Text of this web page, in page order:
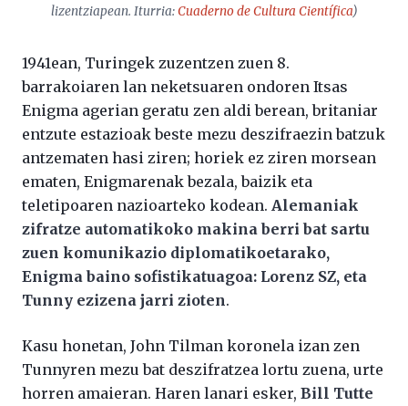
lizentziapean. Iturria:Cuaderno de Cultura Científica)
1941ean, Turingek zuzentzen zuen 8.
barrakoiaren lan neketsuaren ondoren Itsas
Enigma agerian geratu zen aldi berean, britaniar
entzute estazioak beste mezu deszifraezin batzuk
antzematen hasi ziren; horiek ez ziren morsean
ematen, Enigmarenak bezala, baizik eta
teletipoaren nazioarteko kodean. Alemaniak
zifratze automatikoko makina berri bat sartu
zuen komunikazio diplomatikoetarako,
Enigma baino sofistikatuagoa: Lorenz SZ, eta
Tunny ezizena jarri zioten.
Kasu honetan, John Tilman koronela izan zen
Tunnyren mezu bat deszifratzea lortu zuena, urte
horren amaieran. Haren lanari esker, Bill Tutte